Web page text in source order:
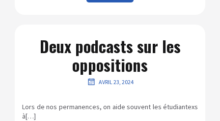
Deux podcasts sur les
oppositions
AVRIL 23, 2024
Lors de nos permanences, on aide souvent les étudiantexs
à[…]